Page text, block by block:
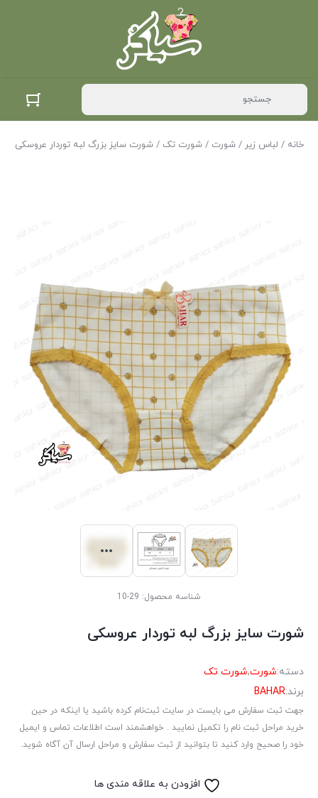
خانه / لباس زیر / شورت / شورت تک / شورت سایز بزرگ لبه توردار عروسکی
شناسه محصول: 29-10
شورت سایز بزرگ لبه توردار عروسکی
دسته:شورت,شورت تک
برند:BAHAR
جهت ثبت سفارش می بایست در سایت ثبت‌نام کرده باشید یا اینکه در حین
خرید مراحل ثبت نام را تکمیل نمایید . خواهشمند است اطلاعات تماس و ایمیل
خود را صحیح وارد کنید تا بتوانید از ثبت سفارش و مراحل ارسال آن آگاه شوید.
افزودن به علاقه مندی ها